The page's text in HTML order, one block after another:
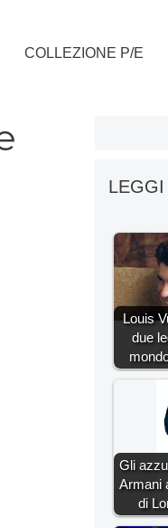
COLLEZIONE P/E
LEGGI
Louis
due
Gli
Armani
di